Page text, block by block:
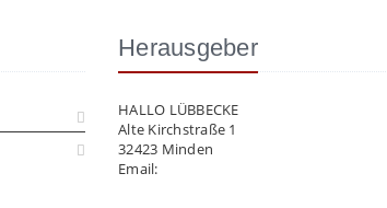
Herausgeber
HALLO LÜBBECKE
Alte Kirchstraße 1
32423 Minden
Email: